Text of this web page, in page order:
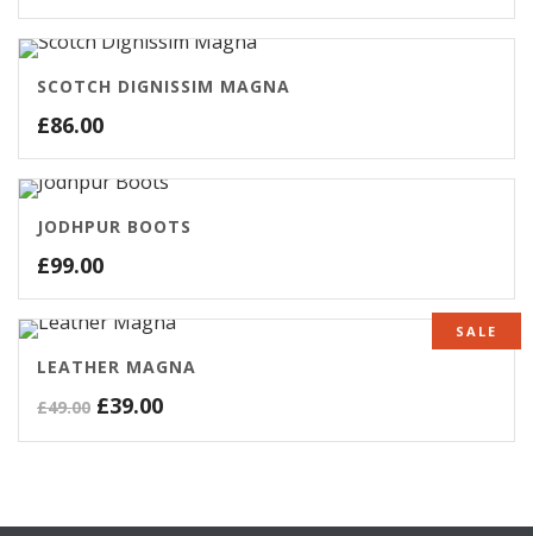
SCOTCH DIGNISSIM MAGNA
£86.00
JODHPUR BOOTS
£99.00
SALE
LEATHER MAGNA
£49.00 £39.00